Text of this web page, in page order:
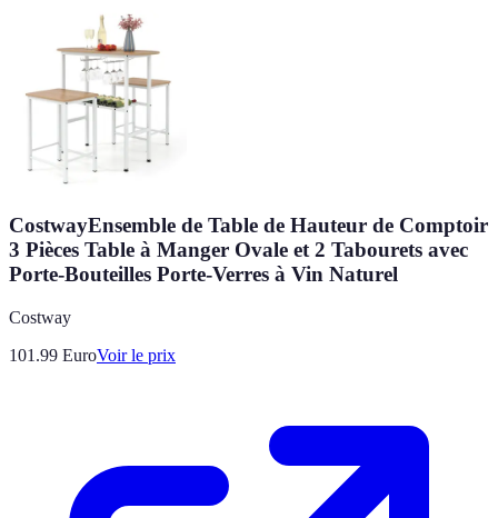
CostwayEnsemble de Table de Hauteur de Comptoir
3 Pièces Table à Manger Ovale et 2 Tabourets avec
Porte-Bouteilles Porte-Verres à Vin Naturel
Costway
101.99 EuroVoir le prix